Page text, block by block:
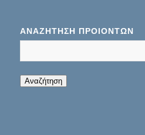
ΑΝΑΖΉΤΗΣΗ ΠΡΟΊΌΝΤΩΝ
Αναζήτηση